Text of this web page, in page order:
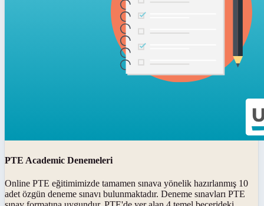
PTE Academic Denemeleri
Online PTE eğitimimizde tamamen sınava yönelik hazırlanmış 10
adet özgün deneme sınavı bulunmaktadır. Deneme sınavları PTE